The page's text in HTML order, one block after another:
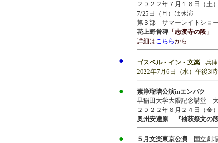
２０２２年７月１６日（土
7/25日（月）は休演
第３部 サマーレイトショ
花上野誉碑 「志渡寺の段」
詳細はこちらから
● ゴスペル・イン・文楽
兵
2022年7月6日（水）午後3
●
素浄瑠璃公演inエンパク
早稲田大学大隈記念講堂
２０２２年６月２４日（金
奥州安達原 『袖萩祭文の
● ５月文楽東京公演
国立劇